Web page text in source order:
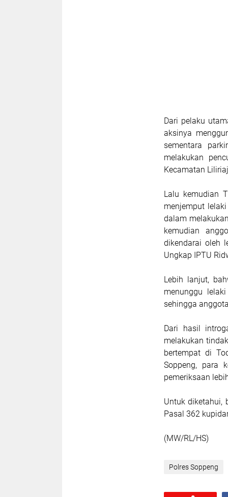
Dari pelaku
aksinya
sementara
melakukan
Kecamatan
Lalu kemudian
menjemput
dalam
kemudian
dikendarai oleh
Ungkap IPTU
Lebih lanjut,
menunggu
sehingga
Dari hasil
melakukan
bertempat di
Soppeng, para
pemeriksaan
Untuk diketahui,
Pasal 362
(MW/RL/HS)
Polres Soppeng